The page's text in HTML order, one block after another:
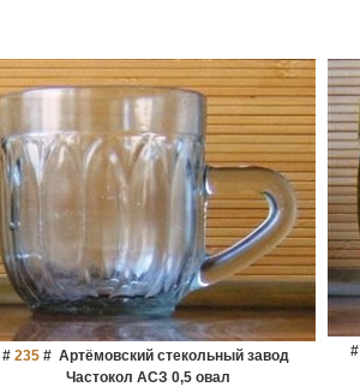
# 235 # Артёмовский стекольный завод
Частокол АСЗ 0,5 овал
#